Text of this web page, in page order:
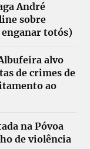
André
sobre
enganar totós)
alvo
de crimes de
ao
na Póvoa
de violência